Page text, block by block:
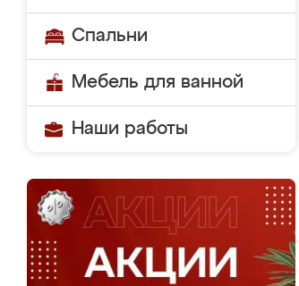
Спальни
Мебель для ванной
Наши работы